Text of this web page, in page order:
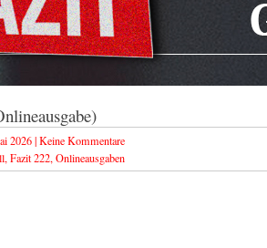
2026 |Keine Kommentare
, Fazit 222, Onlineausgaben